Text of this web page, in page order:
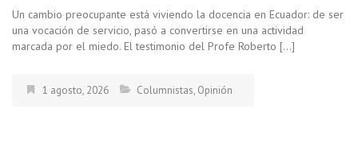
Un cambio preocupante está viviendo la docencia en Ecuador: de ser
una vocación de servicio, pasó a convertirse en una actividad
marcada por el miedo. El testimonio del Profe Roberto […]
1 agosto, 2026 Columnistas, Opinión